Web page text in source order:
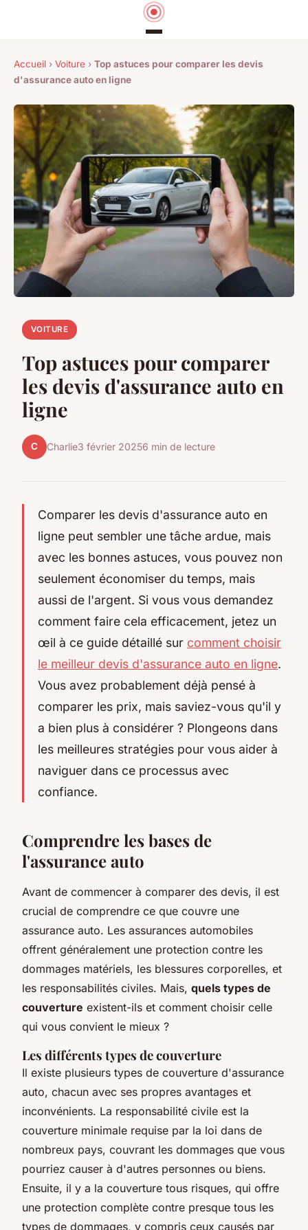
Accueil › Voiture › Top astuces pour comparer les devis
d'assurance auto en ligne
VOITURE
Top astuces pour comparer
les devis d'assurance auto en
ligne
C Charlie3 février 20256 min de lecture
Comparer les devis d'assurance auto en
ligne peut sembler une tâche ardue, mais
avec les bonnes astuces, vous pouvez non
seulement économiser du temps, mais
aussi de l'argent. Si vous vous demandez
comment faire cela efficacement, jetez un
œil à ce guide détaillé sur comment choisir
le meilleur devis d'assurance auto en ligne.
Vous avez probablement déjà pensé à
comparer les prix, mais saviez-vous qu'il y
a bien plus à considérer ? Plongeons dans
les meilleures stratégies pour vous aider à
naviguer dans ce processus avec
confiance.
Comprendre les bases de
l'assurance auto
Avant de commencer à comparer des devis, il est
crucial de comprendre ce que couvre une
assurance auto. Les assurances automobiles
offrent généralement une protection contre les
dommages matériels, les blessures corporelles, et
les responsabilités civiles. Mais, quels types de
couverture existent-ils et comment choisir celle
qui vous convient le mieux ?
Les différents types de couverture
Il existe plusieurs types de couverture d'assurance
auto, chacun avec ses propres avantages et
inconvénients. La responsabilité civile est la
couverture minimale requise par la loi dans de
nombreux pays, couvrant les dommages que vous
pourriez causer à d'autres personnes ou biens.
Ensuite, il y a la couverture tous risques, qui offre
une protection complète contre presque tous les
types de dommages, y compris ceux causés par